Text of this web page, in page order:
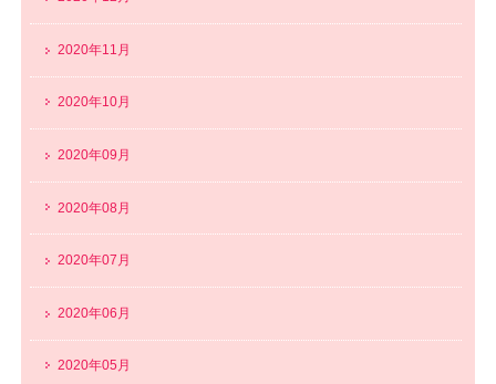
2020年11月
2020年10月
2020年09月
2020年08月
2020年07月
2020年06月
2020年05月